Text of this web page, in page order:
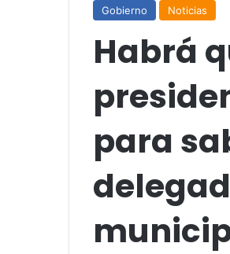
Gobierno Noticias
Habrá
para